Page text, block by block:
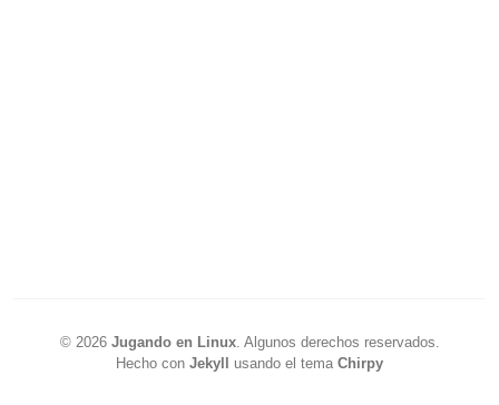
© 2026 Jugando en Linux. Algunos derechos reservados.
Hecho con Jekyll usando el tema Chirpy